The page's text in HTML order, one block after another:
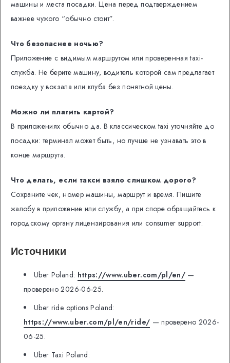
машины и места посадки. Цена перед подтверждением
важнее чужого “обычно стоит”.
Что безопаснее ночью?
Приложение с видимым маршрутом или проверенная taxi-
служба. Не берите машину, водитель которой сам предлагает
поездку у вокзала или клуба без понятной цены.
Можно ли платить картой?
В приложениях обычно да. В классическом taxi уточняйте до
посадки: терминал может быть, но лучше не узнавать это в
конце маршрута.
Что делать, если такси взяло слишком дорого?
Сохраните чек, номер машины, маршрут и время. Пишите
жалобу в приложение или службу, а при споре обращайтесь к
городскому органу лицензирования или consumer support.
Источники
Uber Poland: https://www.uber.com/pl/en/ —
проверено 2026-06-25.
Uber ride options Poland:
https://www.uber.com/pl/en/ride/ — проверено 2026-
06-25.
Uber Taxi Poland: